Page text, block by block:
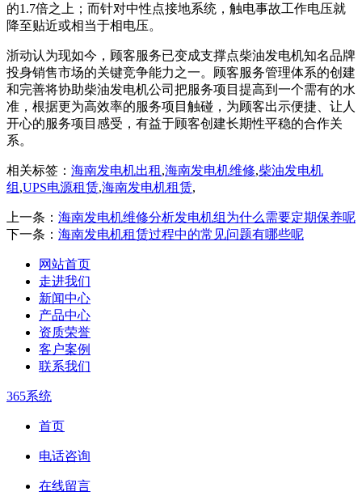
的1.7倍之上；而针对中性点接地系统，触电事故工作电压就
降至贴近或相当于相电压。
浙动认为现如今，顾客服务已变成支撑点柴油发电机知名品牌
投身销售市场的关键竞争能力之一。顾客服务管理体系的创建
和完善将协助柴油发电机公司把服务项目提高到一个需有的水
准，根据更为高效率的服务项目触碰，为顾客出示便捷、让人
开心的服务项目感受，有益于顾客创建长期性平稳的合作关
系。
相关标签： 海南发电机出租 ,海南发电机维修,柴油发电机
组 ,UPS电源租赁,海南发电机租赁,
上一条： 海南发电机维修分析发电机组为什么需要定期保养呢
下一条： 海南发电机租赁过程中的常见问题有哪些呢
网站首页
走进我们
新闻中心
产品中心
资质荣誉
客户案例
联系我们
365系统
首页
电话咨询
在线留言